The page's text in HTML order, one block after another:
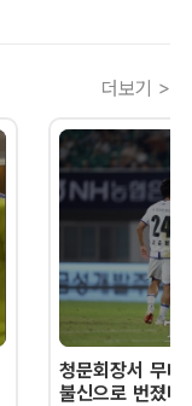
더보기 >
청문회장서 무너
불신으로 번졌